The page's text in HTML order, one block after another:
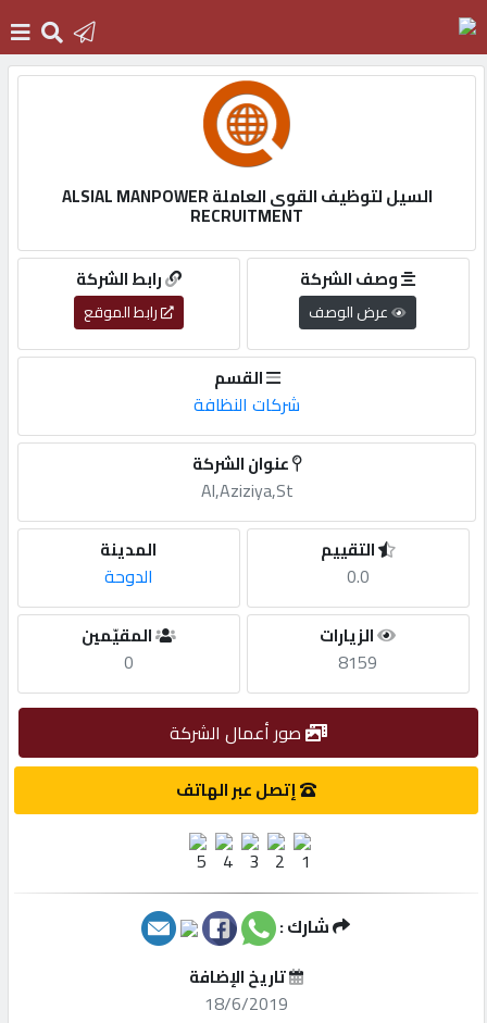
دخول
التسجيل
English
أضف
مطلوب
طلب
الاحصائيات
الأقسام
السيل لتوظيف القوى العاملة ALSIAL MANPOWER
RECRUITMENT
رابط الشركة
رابط الموقع
وصف الشركة
عرض الوصف
القسم
شركات النظافة
عنوان الشركة
Al,Aziziya,St
المدينة
الدوحة
التقييم
0.0
المقيّمين
0
الزيارات
8159
صور أعمال الشركة
إتصل عبر الهاتف
شارك :
تاريخ الإضافة
18/6/2019